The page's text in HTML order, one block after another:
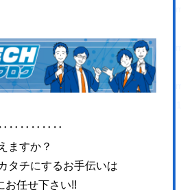
ますか？
タチにするお手伝いは
お任せ下さい!!
wp-content/themes/wp-hajime2021/
wp-content/themes/wp-hajime2021/
wp-content/themes/wp-hajime2021/